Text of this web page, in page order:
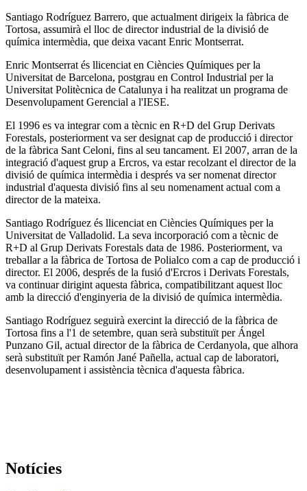
Santiago Rodríguez Barrero, que actualment dirigeix la fàbrica de
Tortosa, assumirà el lloc de director industrial de la divisió de
química intermèdia, que deixa vacant Enric Montserrat.
Enric Montserrat és llicenciat en Ciències Químiques per la
Universitat de Barcelona, postgrau en Control Industrial per la
Universitat Politècnica de Catalunya i ha realitzat un programa de
Desenvolupament Gerencial a l'IESE.
El 1996 es va integrar com a tècnic en R+D del Grup Derivats
Forestals, posteriorment va ser designat cap de producció i director
de la fàbrica Sant Celoni, fins al seu tancament. El 2007, arran de la
integració d'aquest grup a Ercros, va estar recolzant el director de la
divisió de química intermèdia i després va ser nomenat director
industrial d'aquesta divisió fins al seu nomenament actual com a
director de la mateixa.
Santiago Rodríguez és llicenciat en Ciències Químiques per la
Universitat de Valladolid. La seva incorporació com a tècnic de
R+D al Grup Derivats Forestals data de 1986. Posteriorment, va
treballar a la fàbrica de Tortosa de Polialco com a cap de producció i
director. El 2006, després de la fusió d'Ercros i Derivats Forestals,
va continuar dirigint aquesta fàbrica, compatibilitzant aquest lloc
amb la direcció d'enginyeria de la divisió de química intermèdia.
Santiago Rodríguez seguirà exercint la direcció de la fàbrica de
Tortosa fins a l'1 de setembre, quan serà substituït per Ángel
Punzano Gil, actual director de la fàbrica de Cerdanyola, que alhora
serà substituït per Ramón Jané Pañella, actual cap de laboratori,
desenvolupament i assistència tècnica d'aquesta fàbrica.
Notícies